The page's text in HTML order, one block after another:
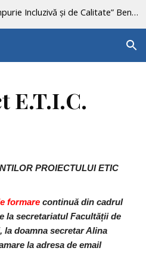
Proiect E.T.I.C - „Educație Timpurie Incluzivă și de Calitate” Beneficiar: Ministerul Educației Cod SMIS 2014+: 128215 - POCU/446/6/22
E.T.I.C.
PROIECTULUI ETIC
formarecontinuă din cadrul
la secretariatul Facultății de
la doamna secretar Alina
la adresa de email